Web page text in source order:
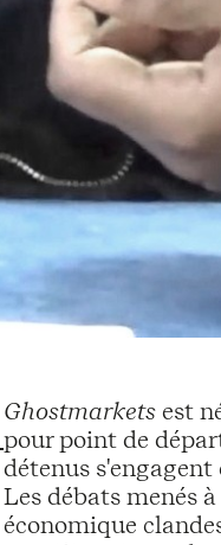
Ghostmarketsest
pour point de
détenus
Les débats menés
économique